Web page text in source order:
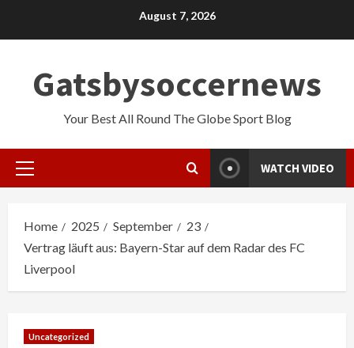
August 7, 2026
Gatsbysoccernews
Your Best All Round The Globe Sport Blog
Primary
WATCH VIDEO
Home 2025 September
23
Vertrag läuft aus: Bayern-Star auf dem Radar des FC
Liverpool
Uncategorized